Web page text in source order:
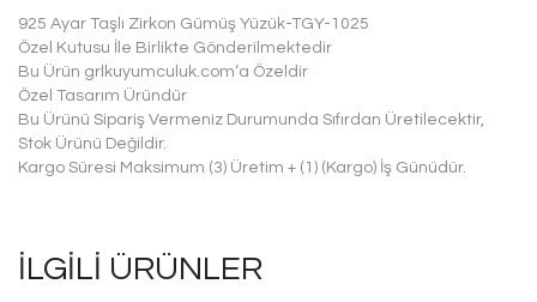
925 Ayar Taşlı Zirkon Gümüş Yüzük-TGY-1025
Özel Kutusu İle Birlikte Gönderilmektedir
Bu Ürün grlkuyumculuk.com‘a Özeldir
Özel Tasarım Üründür
Bu Ürünü Sipariş Vermeniz Durumunda Sıfırdan Üretilecektir,
Stok Ürünü Değildir.
Kargo Süresi Maksimum (3) Üretim + (1) (Kargo) İş Günüdür.
İLGILI ÜRÜNLER